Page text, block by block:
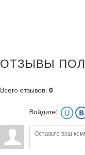
ОТЗЫВЫ
Всего отзывов: 0
Войдите: